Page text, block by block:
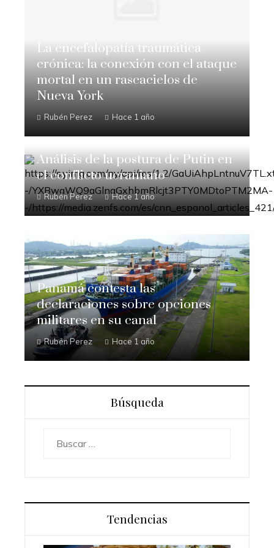
La encefalopatía traumática
crónica: la conexión con el ataque
mortal en un rascacielos de
Nueva York
Rubén Perez Hace 1 año
Análisis de la postura de Putin en
el conflicto ucraniano
Rubén Perez Hace 1 año
Panamá contesta las
declaraciones sobre opciones
militares en su canal
Rubén Perez Hace 1 año
Búsqueda
Tendencias